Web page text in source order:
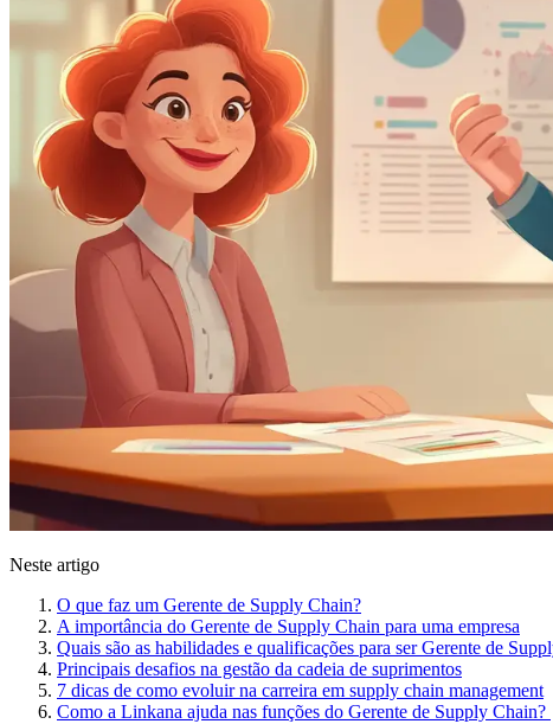
Neste artigo
O que faz um Gerente de Supply Chain?
A importância do Gerente de Supply Chain para uma empresa
Quais são as habilidades e qualificações para ser Gerente de
Principais desafios na gestão da cadeia de suprimentos
7 dicas de como evoluir na carreira em supply chain management
Como a Linkana ajuda nas funções do Gerente de Supply Chain?